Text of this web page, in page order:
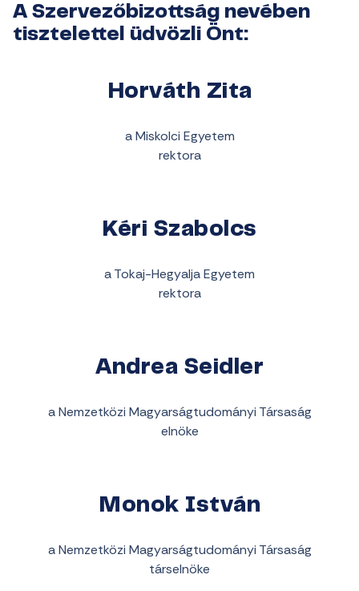
A Szervezőbizottság nevében
tisztelettel üdvözli Önt:
Horváth Zita
a Miskolci Egyetem
rektora
Kéri Szabolcs
a Tokaj-Hegyalja Egyetem
rektora
Andrea Seidler
a Nemzetközi Magyarságtudományi Társaság
elnöke
Monok István
a Nemzetközi Magyarságtudományi Társaság
társelnöke